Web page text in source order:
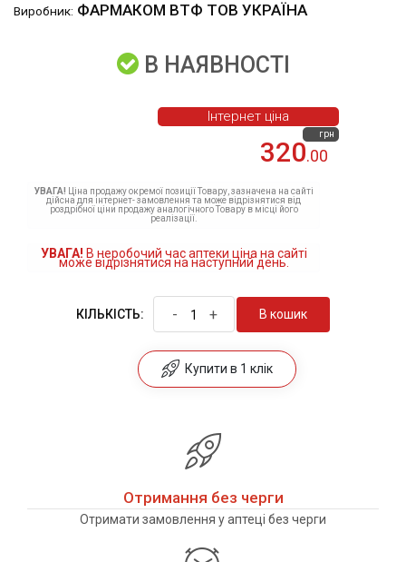
Виробник: ФАРМАКОМ ВТФ ТОВ УКРАЇНА
В НАЯВНОСТІ
320.00
грн
Інтернет ціна
УВАГА! Ціна продажу окремої позиції Товару, зазначена на сайті
дійсна для інтернет- замовлення та може відрізнятися від
роздрібної ціни продажу аналогічного Товару в місці його
реалізації.
УВАГА! В неробочий час аптеки ціна на сайті
може відрізнятися на наступний день.
КІЛЬКІСТЬ: - + В кошик
Купити в 1 клік
Отримання без черги
Отримати замовлення у аптеці без черги